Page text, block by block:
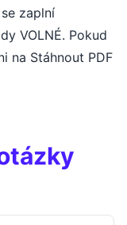
zaplní
VOLNÉ. Pokud
na Stáhnout PDF